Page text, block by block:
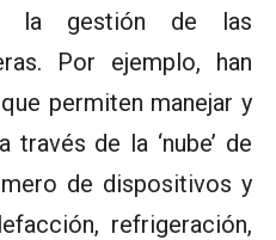
la gestión de las
Por ejemplo, han
permiten manejar y
de la ‘nube’ de
de dispositivos y
refrigeración,